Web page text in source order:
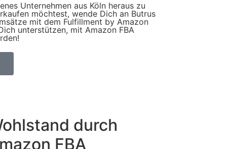
Unternehmen aus Köln heraus zu
möchtest, wende Dich an Butrus
mit dem Fulfillment by Amazon
unterstützen, mit Amazon FBA
durch
FBA